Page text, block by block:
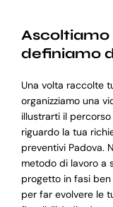
Ascoltiamo
definiamo
Una volta raccolte
organizziamo una
illustrarti il
riguardo la tua
preventivi Padova.
metodo di lavoro a
progetto in fasi
per far evolvere le